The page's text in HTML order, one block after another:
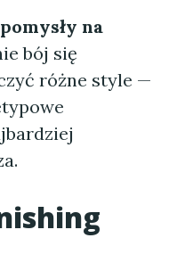
pomysły na
bój się
różne style —